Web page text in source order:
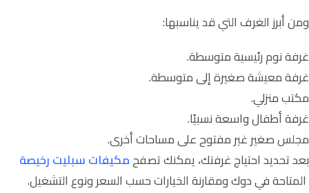
ومن أبرز الغرف التي قد يناسبها:
غرفة نوم رئيسية متوسطة.
غرفة معيشة صغيرة إلى متوسطة.
مكتب منزلي.
غرفة أطفال واسعة نسبيًا.
مجلس صغير غير مفتوح على مساحات أخرى.
بعد تحديد احتياج غرفتك، يمكنك تصفحمكيفات سبليت رخيصة
المتاحة في دوك ومقارنة الخيارات حسب السعر ونوع التشغيل.